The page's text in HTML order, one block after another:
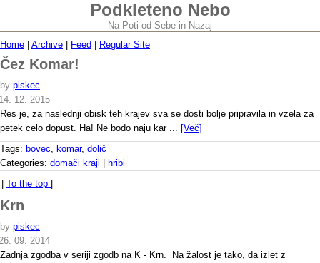
Podkleteno Nebo
Na Poti od Sebe in Nazaj
Home
Archive Feed Regular Site
Čez Komar!
by piskec
12. 2015
Res je, za naslednji obisk teh krajev sva se dosti bolje pripravila in vzela za
petek celo dopust. Ha! Ne bodo naju kar ... [Več]
Tags: bovec, komar, dolič
Categories: domači kraji
hribi
To the top
Krn
by piskec
09. 2014
Zadnja zgodba v seriji zgodb na K - Krn. Na žalost je tako, da izlet z